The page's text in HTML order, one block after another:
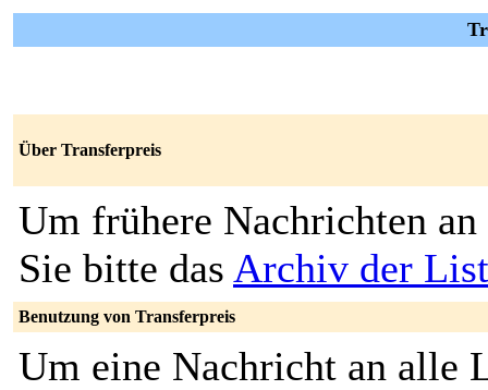
Über Transferpreis
Um frühere Nachrichten an
Sie bitte das Archiv der
Benutzung von Transferpreis
Um eine Nachricht an alle